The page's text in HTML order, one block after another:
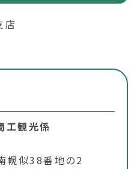
店
工観光係
幌似38番地の2